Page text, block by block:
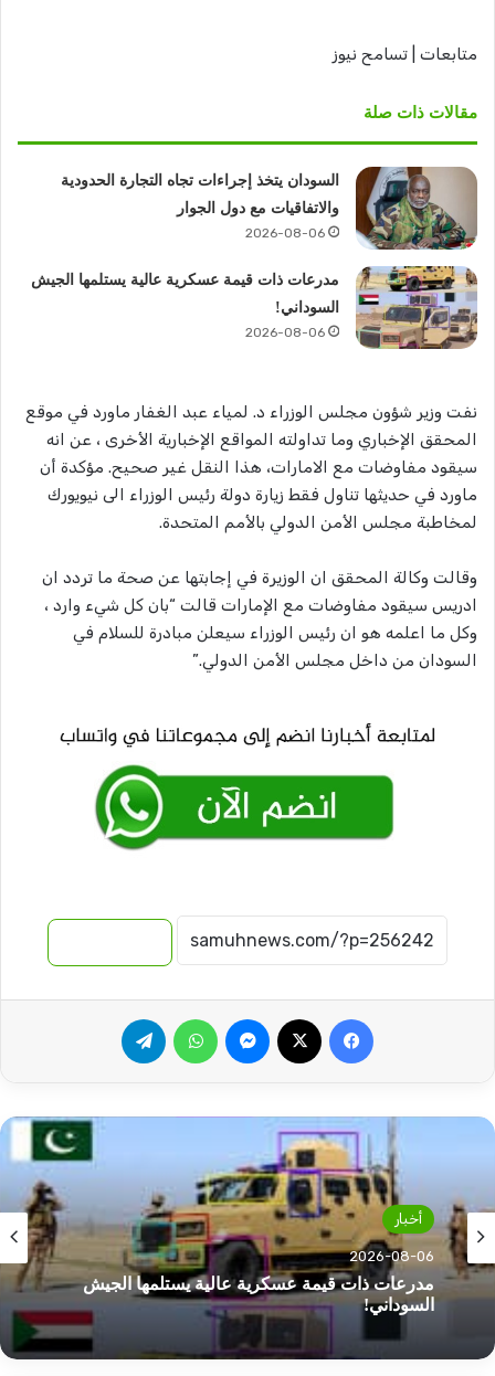
متابعات | تسامح نيوز
مقالات ذات صلة
السودان يتخذ إجراءات تجاه التجارة الحدودية
والاتفاقيات مع دول الجوار
2026-08-06
مدرعات ذات قيمة عسكرية عالية يستلمها الجيش
السوداني!
2026-08-06
نفت وزير شؤون مجلس الوزراء د. لمياء عبد الغفار ماورد في موقع
المحقق الإخباري وما تداولته المواقع الإخبارية الأخرى ، عن انه
سيقود مفاوضات مع الامارات، هذا النقل غير صحيح. مؤكدة أن
ماورد في حديثها تناول فقط زيارة دولة رئيس الوزراء الى نيويورك
لمخاطبة مجلس الأمن الدولي بالأمم المتحدة.
وقالت وكالة المحقق ان الوزيرة في إجابتها عن صحة ما تردد ان
ادريس سيقود مفاوضات مع الإمارات قالت “بان كل شيء وارد ،
وكل ما اعلمه هو ان رئيس الوزراء سيعلن مبادرة للسلام في
السودان من داخل مجلس الأمن الدولي.”
فيسبوك ماسنجر واتساب
أخبار
2026-08-06
مدرعات ذات قيمة عسكرية عالية يستلمها الجيش
السوداني!